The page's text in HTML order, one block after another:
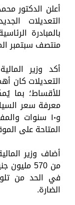
أعلن الدكتور
التعديلات
بالمبادرة
منتصف سبتمبر
أكد وزير
التعديلات كان
للأقساط؛ بما
و١٠ سنوات
المتاحة على
أضاف وزير
من 570
في الحد من
الضارة.